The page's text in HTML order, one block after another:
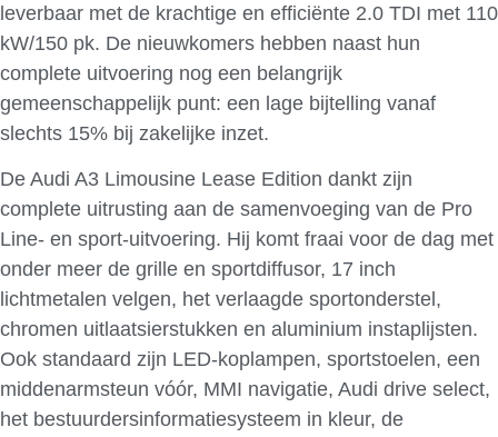
leverbaar met de krachtige en efficiënte 2.0 TDI met 110
kW/150 pk. De nieuwkomers hebben naast hun
complete uitvoering nog een belangrijk
gemeenschappelijk punt: een lage bijtelling vanaf
slechts 15% bij zakelijke inzet.
De Audi A3 Limousine Lease Edition dankt zijn
complete uitrusting aan de samenvoeging van de Pro
Line- en sport-uitvoering. Hij komt fraai voor de dag met
onder meer de grille en sportdiffusor, 17 inch
lichtmetalen velgen, het verlaagde sportonderstel,
chromen uitlaatsierstukken en aluminium instaplijsten.
Ook standaard zijn LED-koplampen, sportstoelen, een
middenarmsteun vóór, MMI navigatie, Audi drive select,
het bestuurdersinformatiesysteem in kleur, de